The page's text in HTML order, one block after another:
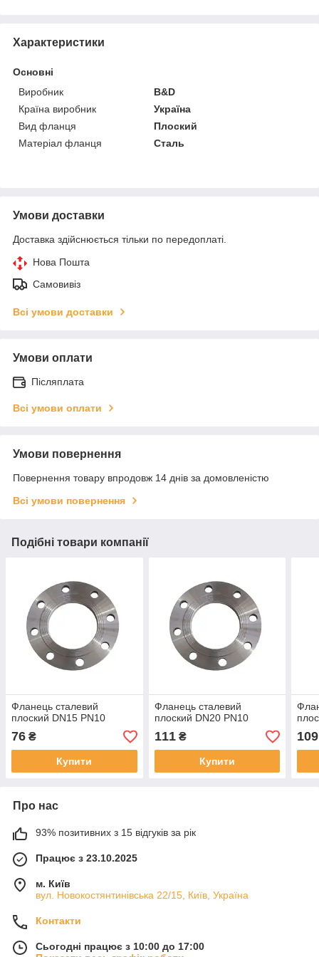
Характеристики
Основні
Виробник
B&D
Країна виробник
Україна
Вид фланця
Плоский
Матеріал фланця
Сталь
Умови доставки
Доставка здійснюється тільки по передоплаті.
Нова Пошта
Самовивіз
Всі умови доставки
Умови оплати
Післяплата
Всі умови оплати
Умови повернення
Повернення товару впродовж 14 днів за домовленістю
Всі умови повернення
Подібні товари компанії
Фланець сталевий
плоский DN15 PN10
76 ₴
Купити
Фланець сталевий
плоский DN20 PN10
111₴
Купити
109
Про нас
93% позитивних з 15 відгуків за рік
Працює з 23.10.2025
м. Київ
вул. Новокостянтинівська 22/15, Київ, Україна
Контакти
Сьогодні працює з 10:00 до 17:00